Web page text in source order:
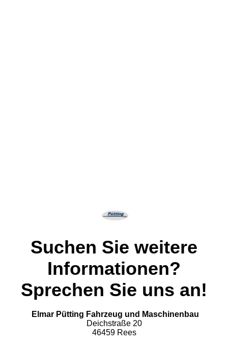
Suchen Sie weitere
Informationen?
Sprechen Sie uns an!
Elmar Pütting Fahrzeug und Maschinenbau
Deichstraße 20
46459 Rees